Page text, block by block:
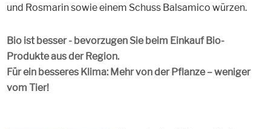
und Rosmarin sowie einem Schuss Balsamico würzen.
Bio ist besser - bevorzugen Sie beim Einkauf Bio-
Produkte aus der Region.
Für ein besseres Klima: Mehr von der Pflanze – weniger
vom Tier!